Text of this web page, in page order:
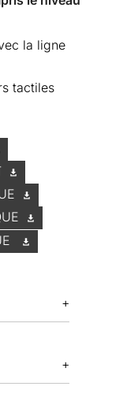
la ligne
tactiles